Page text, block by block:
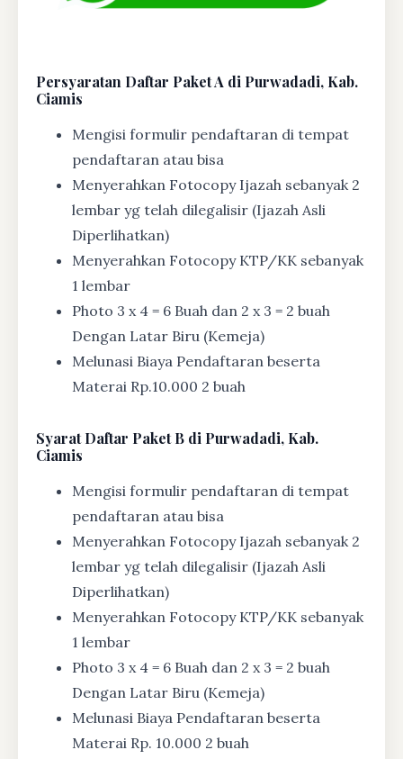
Persyaratan Daftar Paket A di Purwadadi, Kab.
Ciamis
Mengisi formulir pendaftaran di tempat
pendaftaran atau bisa
Menyerahkan Fotocopy Ijazah sebanyak 2
lembar yg telah dilegalisir (Ijazah Asli
Diperlihatkan)
Menyerahkan Fotocopy KTP/KK sebanyak
1 lembar
Photo 3 x 4 = 6 Buah dan 2 x 3 = 2 buah
Dengan Latar Biru (Kemeja)
Melunasi Biaya Pendaftaran beserta
Materai Rp.10.000 2 buah
SyaratDaftar Paket B di Purwadadi, Kab.
Ciamis
Mengisi formulir pendaftaran di tempat
pendaftaran atau bisa
Menyerahkan Fotocopy Ijazah sebanyak 2
lembar yg telah dilegalisir (Ijazah Asli
Diperlihatkan)
Menyerahkan Fotocopy KTP/KK sebanyak
1 lembar
Photo 3 x 4 = 6 Buah dan 2 x 3 = 2 buah
Dengan Latar Biru (Kemeja)
Melunasi Biaya Pendaftaran beserta
Materai Rp. 10.000 2 buah